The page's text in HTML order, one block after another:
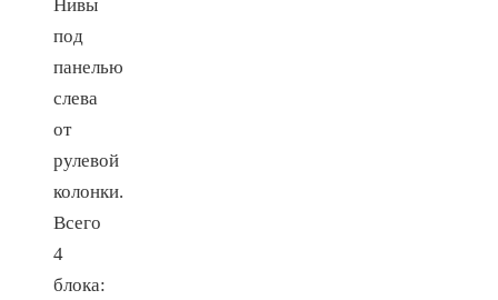
Нивы
под
панелью
слева
от
рулевой
колонки.
Всего
4
блока: